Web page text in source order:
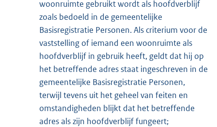
woonruimte gebruikt wordt als hoofdverblijf
zoals bedoeld in de gemeentelijke
Basisregistratie Personen. Als criterium voor de
vaststelling of iemand een woonruimte als
hoofdverblijf in gebruik heeft, geldt dat hij op
het betreffende adres staat ingeschreven in de
gemeentelijke Basisregistratie Personen,
terwijl tevens uit het geheel van feiten en
omstandigheden blijkt dat het betreffende
adres als zijn hoofdverblijf fungeert;